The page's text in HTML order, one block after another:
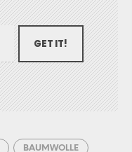
GET IT!
BAUMWOLLE